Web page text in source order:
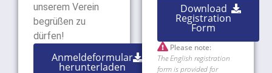
unserem Verein
begrüßen zu
dürfen!
Anmeldeformular
herunterladen
Download
Registration
Form
 Please note:
The English registration
form is provided for